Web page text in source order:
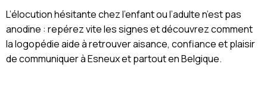
L’élocution hésitante chez l’enfant ou l’adulte n’est pas
anodine : repérez vite les signes et découvrez comment
la logopédie aide à retrouver aisance, confiance et plaisir
de communiquer à Esneux et partout en Belgique.